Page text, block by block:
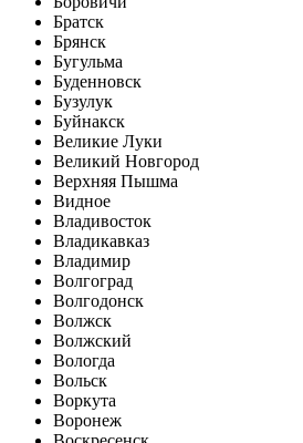
Братск
Брянск
Бугульма
Буденновск
Бузулук
Буйнакск
Великие Луки
Великий Новгород
Верхняя Пышма
Видное
Владивосток
Владикавказ
Владимир
Волгоград
Волгодонск
Волжск
Волжский
Вологда
Вольск
Воркута
Воронеж